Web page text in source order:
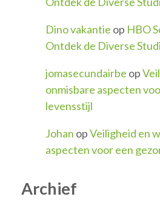
Dino vakantie op HBO
Ontdek de Diverse
jomasecundairbe op
onmisbare aspecten
levensstijl
Johan opVeiligheid en
aspecten voor een
Archief